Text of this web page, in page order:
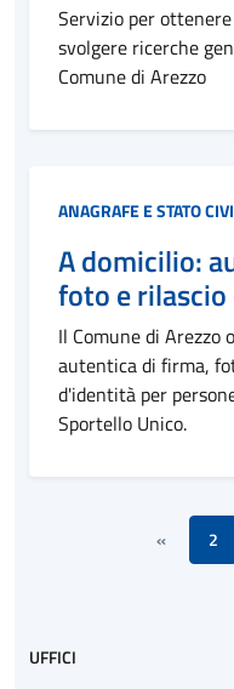
Servizio per
svolgere ricerche
Comune di Arezzo
Categoria:
ANAGRAFE E STATO
A domicilio:
foto e
Il Comune di Arezzo
autentica di firma,
d'identità per
Sportello Unico.
« 2
UFFICI